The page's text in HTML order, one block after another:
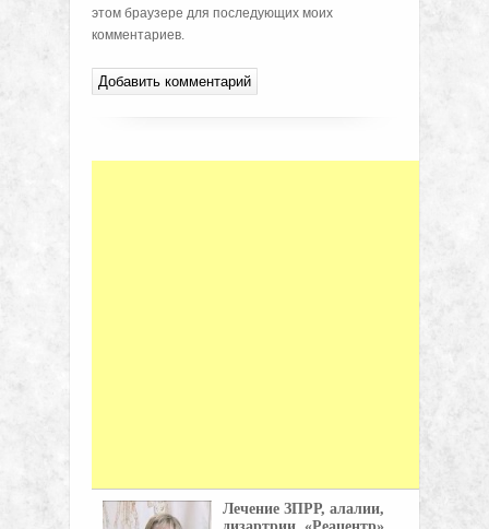
этом браузере для последующих моих
комментариев.
Лечение ЗПРР, алалии,